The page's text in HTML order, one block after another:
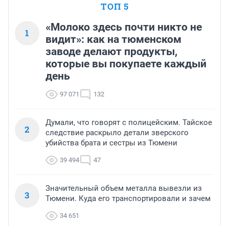
ТОП 5
1
«Молоко здесь почти никто не
видит»: как на тюменском
заводе делают продукты,
которые вы покупаете каждый
день
97 071 132
2
Думали, что говорят с полицейским. Тайское
следствие раскрыло детали зверского
убийства брата и сестры из Тюмени
39 494 47
3
Значительный объем металла вывезли из
Тюмени. Куда его транспортировали и зачем
34 651